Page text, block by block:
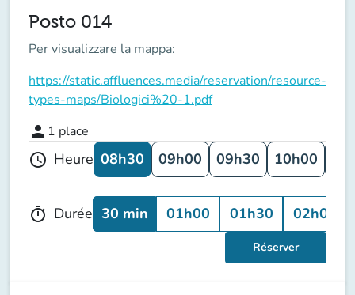
Posto 014
Per visualizzare la mappa:
https://static.affluences.media/reservation/resource-
types-maps/Biologici%20-1.pdf
person 1 place
schedule Heure 08h30 09h00 09h30 10h00
timer Durée 30 min 01h00 01h30 02h00
Réserver